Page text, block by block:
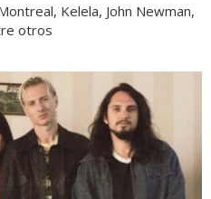
Kelela, John Newman,
otros